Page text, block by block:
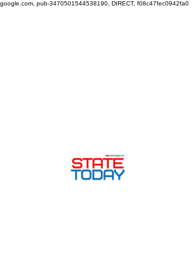
google.com, pub-3470501544538190, DIRECT, f08c47fec0942fa0